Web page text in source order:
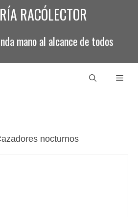
RACÓLECTOR
mano al alcance de todos
nocturnos